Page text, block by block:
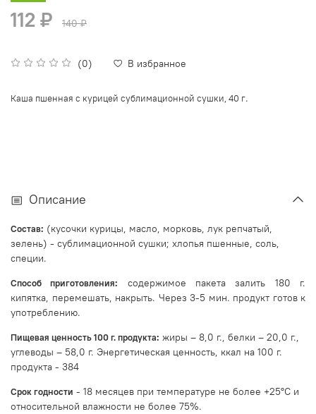
(0) В избранное
112 ₽ 140 ₽
Каша пшенная с курицей сублимационной сушки, 40 г.
Описание
Состав: (кусочки курицы, масло, морковь, лук репчатый,
зелень) - сублимационной сушки; хлопья пшенные, соль,
специи.
Способ приготовления: содержимое пакета залить 180 г.
кипятка, перемешать, накрыть. Через 3-5 мин. продукт готов к
употреблению.
Пищевая ценность 100 г. продукта: жиры – 8,0 г., белки – 20,0 г.,
углеводы – 58,0 г. Энергетическая ценность, ккал на 100 г.
продукта - 384
Срок годности - 18 месяцев при температуре не более +25°С и
относительной влажности не более 75%.